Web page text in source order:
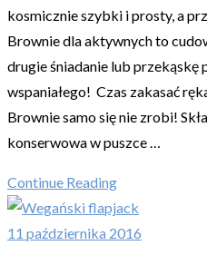
kosmicznie szybki i prosty, a
Brownie dla aktywnych to
drugie śniadanie lub przekąskę
wspaniałego! Czas zakasać
Brownie samo się nie zrobi!
konserwowa w puszce …
Continue Reading
11 października 2016